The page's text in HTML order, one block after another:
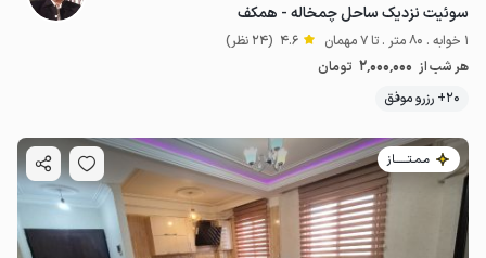
سوئیت نزدیک ساحل چمخاله - همکف
1 خوابه . 80 متر . تا 7 مهمان 4.6 (24 نظر)
هر شب از 2٬000٬000 تومان
20+ رزرو موفق
مـمـتــــــاز